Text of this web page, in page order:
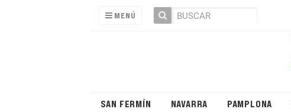
MENÚ
SAN FERMÍN NAVARRA PAMPLONA